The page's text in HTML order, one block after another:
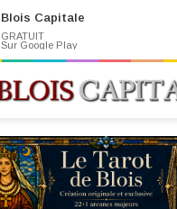
Blois Capitale
GRATUIT
Sur Google Play